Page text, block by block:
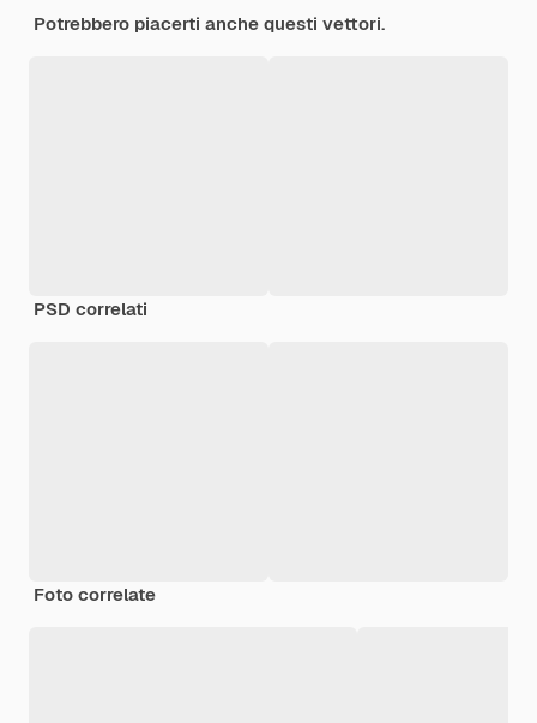
Potrebbero piacerti anche questi vettori.
PSD correlati
Foto correlate